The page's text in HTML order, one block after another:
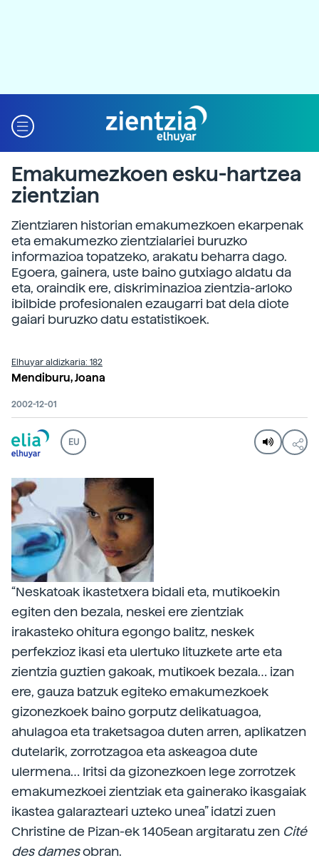
Emakumezkoen esku-hartzea
zientzian
Zientziaren historian emakumezkoen ekarpenak
eta emakumezko zientzialariei buruzko
informazioa topatzeko, arakatu beharra dago.
Egoera, gainera, uste baino gutxiago aldatu da
eta, oraindik ere, diskriminazioa zientzia-arloko
ibilbide profesionalen ezaugarri bat dela diote
gaiari buruzko datu estatistikoek.
Elhuyar aldizkaria: 182
Mendiburu, Joana
2002-12-01
EU
“Neskatoak ikastetxera bidali eta, mutikoekin
egiten den bezala, neskei ere zientziak
irakasteko ohitura egongo balitz, neskek
perfekzioz ikasi eta ulertuko lituzkete arte eta
zientzia guztien gakoak, mutikoek bezala… izan
ere, gauza batzuk egiteko emakumezkoek
gizonezkoek baino gorputz delikatuagoa,
ahulagoa eta traketsagoa duten arren, aplikatzen
dutelarik, zorrotzagoa eta askeagoa dute
ulermena… Iritsi da gizonezkoen lege zorrotzek
emakumezkoei zientziak eta gainerako ikasgaiak
ikastea galarazteari uzteko unea” idatzi zuen
Christine de Pizan-ek 1405ean argitaratu zen Cité
des damesobran.